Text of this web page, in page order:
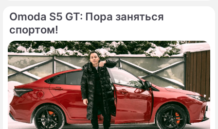
автомобилей Geely с Volvo уже давно не
новость: вы только посмотрите хотя бы на
решетку радиатора, но тут есть и много
других ассоциаций.
Omoda S5 GT: Пора заняться
спортом!